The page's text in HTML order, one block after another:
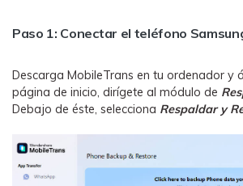
Paso 1: Conectar el teléfono
Descarga MobileTrans en tu ordenador y
página de inicio, dirígete al módulo de
Debajo de éste, selecciona Respaldar y